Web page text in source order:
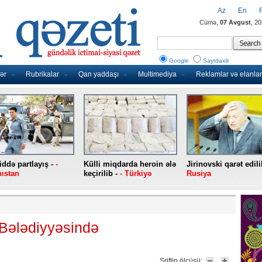
Rubrikalar Qan yaddaşı Multimediya Reklamlar və elanlar
Az En
Cümə, 07 Avgust ,
Google Saytdaxili
partlayış - -
Külli miqdarda heroin ələ
keçirilib - - Türkiyə
Jirinovski qarət
Rusiya